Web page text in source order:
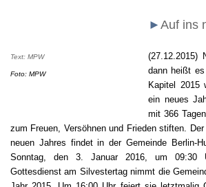
Text: MPW
Foto: MPW
► Auf ins
(27.12.2015)
dann heißt es
Kapitel 2015
ein neues
mit 366
zum Freuen, Versöhnen und Frieden stiften.
neuen Jahres findet in der Gemeinde Berlin-
Sonntag, den 3. Januar 2016, um 09:30
Gottesdienst am Silvestertag nimmt die